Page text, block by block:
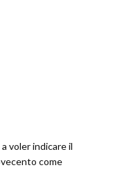
voler indicare il
come